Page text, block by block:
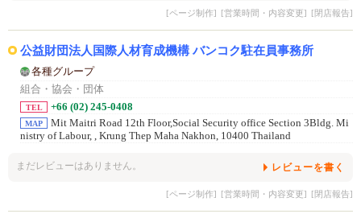
[ページ制作] [営業時間・内容変更] [閉店報告]
公益財団法人国際人材育成機構 バンコク駐在員事務所
各種グループ
組合・協会・団体
TEL +66 (02) 245-0408
MAP
Mit Maitri Road 12th Floor,Social Security office Section 3Bldg. Mi
nistry of Labour,
, Krung Thep Maha Nakhon, 10400 Thailand
まだレビューはありません。 レビューを書く
[ページ制作] [営業時間・内容変更] [閉店報告]